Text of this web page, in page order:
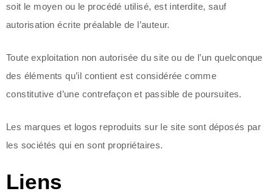
soit le moyen ou le procédé utilisé, est interdite, sauf
autorisation écrite préalable de l’auteur.
Toute exploitation non autorisée du site ou de l’un quelconque
des éléments qu’il contient est considérée comme
constitutive d’une contrefaçon et passible de poursuites.
Les marques et logos reproduits sur le site sont déposés par
les sociétés qui en sont propriétaires.
Liens